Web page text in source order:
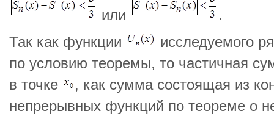
или
.
Так как функции
исследуемого
по условию теоремы, то частичная
в точке
, как сумма состоящая из
непрерывных функций по теореме о